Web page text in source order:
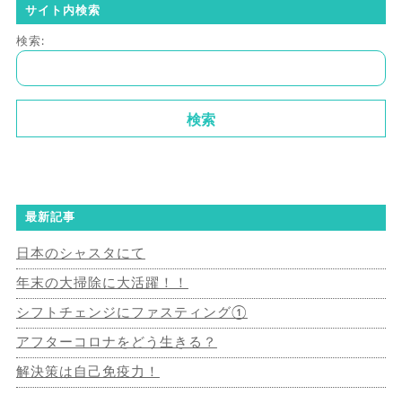
サイト内検索
検索:
最新記事
日本のシャスタにて
年末の大掃除に大活躍！！
シフトチェンジにファスティング①
アフターコロナをどう生きる？
解決策は自己免疫力！